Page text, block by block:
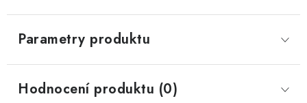
Parametry produktu
Hodnocení produktu (0)